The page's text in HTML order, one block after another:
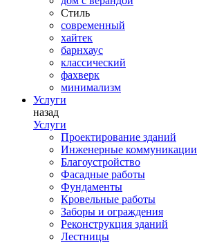
Стиль
современный
хайтек
барнхаус
классический
фахверк
минимализм
Услуги
назад
Услуги
Проектирование зданий
Инженерные коммуникации
Благоустройство
Фасадные работы
Фундаменты
Кровельные работы
Заборы и ограждения
Реконструкция зданий
Лестницы